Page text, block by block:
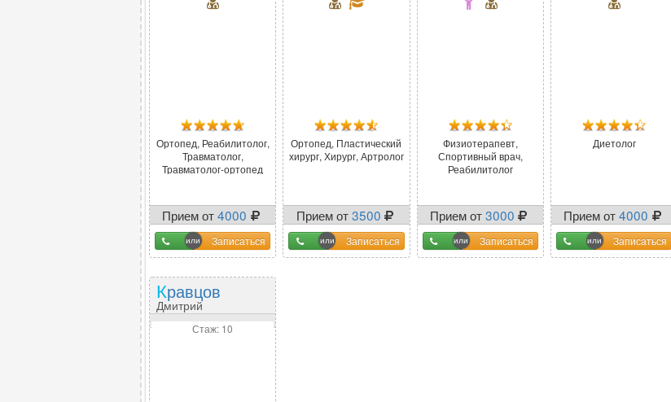
Ортопед, Реабилитолог,
Травматолог,
Травматолог-ортопед
Прием от4000
Записаться
Ортопед, Пластический
хирург, Хирург, Артролог
Прием от3500
Записаться
Физиотерапевт,
Спортивный врач,
Реабилитолог
Прием от3000
Записаться
Диетолог
Прием от4000
Записаться
Кравцов
Дмитрий
Владимирович
Стаж: 10